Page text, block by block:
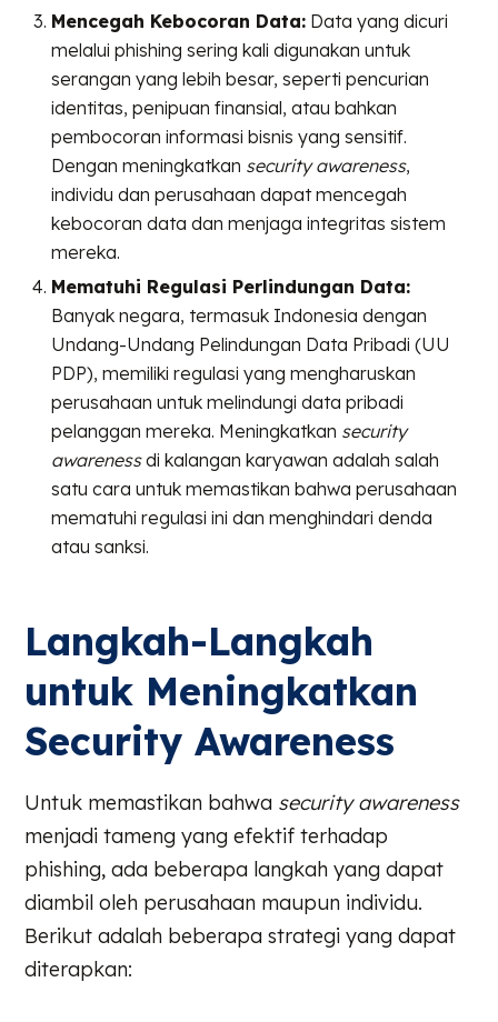
Mencegah Kebocoran Data: Data yang dicuri
melalui phishing sering kali digunakan untuk
serangan yang lebih besar, seperti pencurian
identitas, penipuan finansial, atau bahkan
pembocoran informasi bisnis yang sensitif.
Dengan meningkatkan security awareness,
individu dan perusahaan dapat mencegah
kebocoran data dan menjaga integritas sistem
mereka.
Mematuhi Regulasi Perlindungan Data:
Banyak negara, termasuk Indonesia dengan
Undang-Undang Pelindungan Data Pribadi (UU
PDP), memiliki regulasi yang mengharuskan
perusahaan untuk melindungi data pribadi
pelanggan mereka. Meningkatkan security
awarenessdi kalangan karyawan adalah salah
satu cara untuk memastikan bahwa perusahaan
mematuhi regulasi ini dan menghindari denda
atau sanksi.
Langkah-Langkah
untuk Meningkatkan
Security Awareness
Untuk memastikan bahwa security awareness
menjadi tameng yang efektif terhadap
phishing, ada beberapa langkah yang dapat
diambil oleh perusahaan maupun individu.
Berikut adalah beberapa strategi yang dapat
diterapkan: